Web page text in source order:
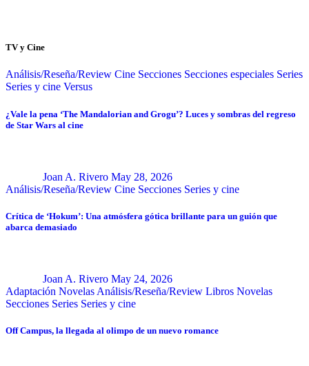
TV y Cine
Análisis/Reseña/Review Cine Secciones Secciones especiales Series
Series y cine Versus
¿Vale la pena ‘The Mandalorian and Grogu’? Luces y sombras del regreso
de Star Wars al cine
Joan A. Rivero May 28, 2026
Análisis/Reseña/Review Cine Secciones Series y cine
Crítica de ‘Hokum’: Una atmósfera gótica brillante para un guión que
abarca demasiado
Joan A. Rivero May 24, 2026
Adaptación Novelas Análisis/Reseña/Review Libros Novelas
Secciones Series Series y cine
Off Campus, la llegada al olimpo de un nuevo romance